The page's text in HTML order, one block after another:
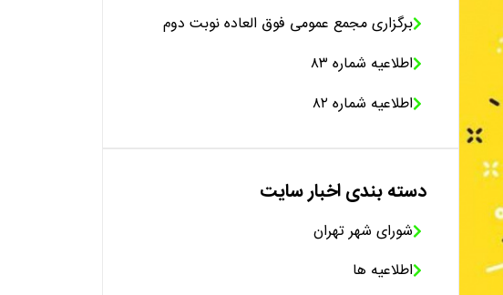
برگزاری مجمع عمومی فوق العاده نوبت دوم
اطلاعیه شماره ۸۳
اطلاعیه شماره ۸۲
دسته بندی اخبار سایت
شورای شهر تهران
اطلاعیه ها